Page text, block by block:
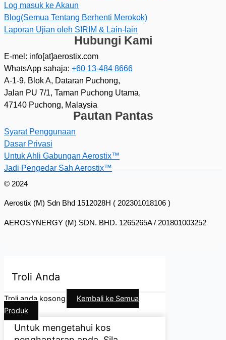
Log masuk ke Akaun
Blog(Semua Tentang Berhenti Merokok)
Laporan Ujian oleh SIRIM & Lain-lain
Hubungi Kami
E-mel: info[at]aerostix.com
WhatsApp sahaja: +60 13-484 8666
A-1-9, Blok A, Dataran Puchong,
Jalan PU 7/1, Taman Puchong Utama,
47140 Puchong, Malaysia
Pautan Pantas
Syarat Penggunaan
Dasar Privasi
Untuk Ahli Gabungan Aerostix™
Jadi Pengedar Sah Aerostix™
© 2024
Aerostix (M) Sdn Bhd 1512028H ( 202301018106 )
AEROSYNERGY (M) SDN. BHD. 1265265A / 201801003252
Troli Anda
Troli anda kosong
Kembali ke Semua
Produk
Untuk mengetahui kos